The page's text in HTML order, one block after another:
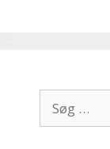
efter: